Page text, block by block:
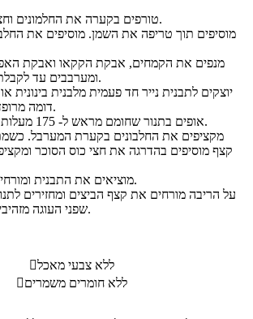
טורפים בקערה את החלמונים וחצי כוס הסוכר.
ומערבבים עד לקבלת בלילה אחידה.
דומה מרופדת בנייר אפייה.
אופים בתנור שחומם מראש ל- 175 מעלות כ- 5-7 דקות.
קצף מוסיפים בהדרגה את חצי כוס הסוכר
מוציאים את התבנית ומורחים את הריבה.
שפני העוגה מזהיבים, כ- 20 דקות.
ללא צבעי מאכל
ללא חומרים משמרים